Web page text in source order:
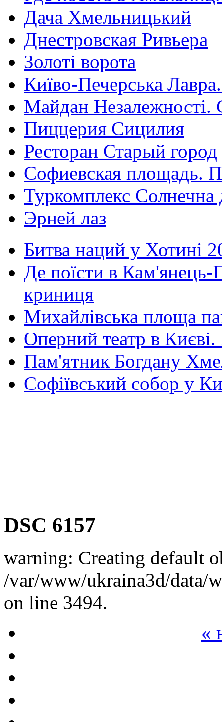
Дача Хмельницький
Днестровская Ривьера
Золоті ворота
Київо-Печерська
Майдан Незалежності.
Пиццерия Сицилия
Ресторан Старый город
Софиевская площадь.
Туркомплекс Солнечна
Эрней лаз
Битва наций у Хотині
Де поїсти в Кам'янець-
криниця
Михайлівська площа
Оперний театр в
Пам'ятник Богдану
Софіївський собор у
DSC 6157
warning: Creating default
/var/www/ukraina3d/data/
on line 3494.
«